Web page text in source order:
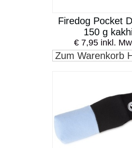
Firedog Pocket
150 g
€ 7,95 inkl.
Zum Warenkorb